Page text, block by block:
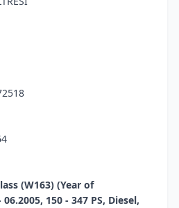
(W163) (Year of
150 - 347 PS, Diesel,